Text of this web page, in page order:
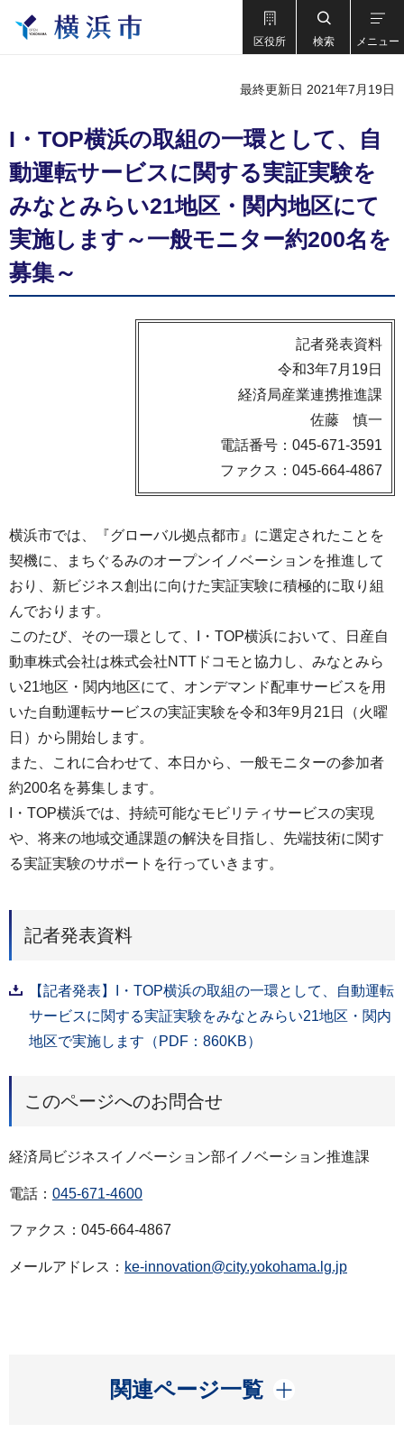
区役所 検索 メニュー
最終更新日 2021年7月19日
I・TOP横浜の取組の一環として、自
動運転サービスに関する実証実験を
みなとみらい21地区・関内地区にて
実施します～一般モニター約200名を
募集～
記者発表資料
令和3年7月19日
経済局産業連携推進課
佐藤 慎一
電話番号：045-671-3591
ファクス：045-664-4867
横浜市では、『グローバル拠点都市』に選定されたことを
契機に、まちぐるみのオープンイノベーションを推進して
おり、新ビジネス創出に向けた実証実験に積極的に取り組
んでおります。
このたび、その一環として、I・TOP横浜において、日産自
動車株式会社は株式会社NTTドコモと協力し、みなとみら
い21地区・関内地区にて、オンデマンド配車サービスを用
いた自動運転サービスの実証実験を令和3年9月21日（火曜
日）から開始します。
また、これに合わせて、本日から、一般モニターの参加者
約200名を募集します。
I・TOP横浜では、持続可能なモビリティサービスの実現
や、将来の地域交通課題の解決を目指し、先端技術に関す
る実証実験のサポートを行っていきます。
記者発表資料
【記者発表】I・TOP横浜の取組の一環として、自動運転
サービスに関する実証実験をみなとみらい21地区・関内
地区で実施します（PDF：860KB）
このページへのお問合せ
経済局ビジネスイノベーション部イノベーション推進課
電話： 045-671-4600
ファクス：045-664-4867
メールアドレス： ke-innovation@city.yokohama.lg.jp
関連ページ一覧
開く